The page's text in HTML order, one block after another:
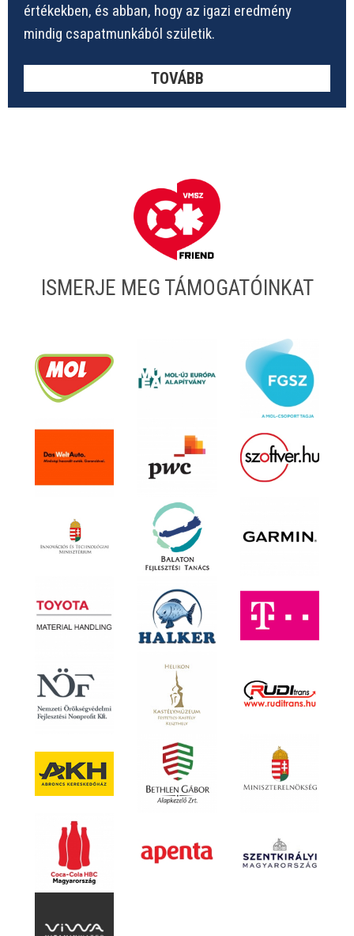
értékekben, és abban, hogy az igazi eredmény
mindig csapatmunkából születik.
TOVÁBB
ISMERJE MEG TÁMOGATÓINKAT